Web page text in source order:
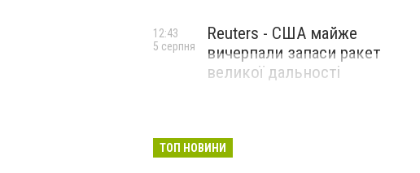
Reuters - США майже
вичерпали запаси ракет
великої дальності
12:43
5 серпня
ТОП НОВИНИ